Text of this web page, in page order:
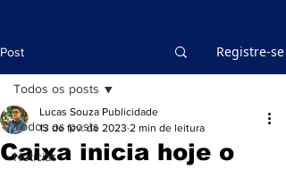
Post Registre-se
Todos os posts
Notícias
Todos os posts
Caixa inicia hoje o
Lucas Souza Publicidade
13 de fev. de 2023 2 min de leitura